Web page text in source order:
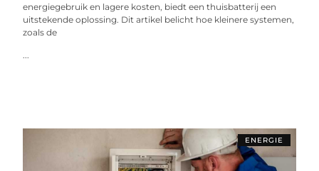
energiegebruik en lagere kosten, biedt een thuisbatterij een
uitstekende oplossing. Dit artikel belicht hoe kleinere systemen,
zoals de
...
ENERGIE